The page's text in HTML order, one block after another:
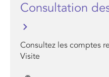
Consultation
Consultez les comptes
Visite